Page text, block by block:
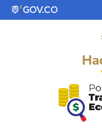
Saltar al contenido principal